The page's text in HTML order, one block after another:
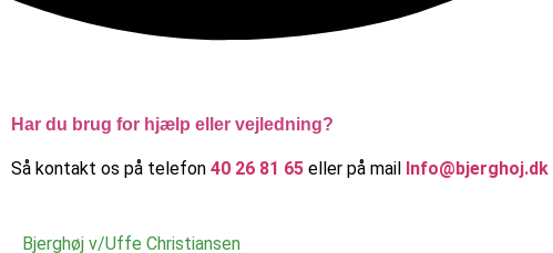
Har du brug for hjælp eller vejledning?
Så kontakt os på telefon 40 26 81 65 eller på mail Info@bjerghoj.dk
Bjerghøj v/Uffe Christiansen